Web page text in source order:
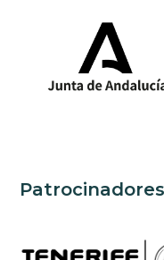
Patrocinadores